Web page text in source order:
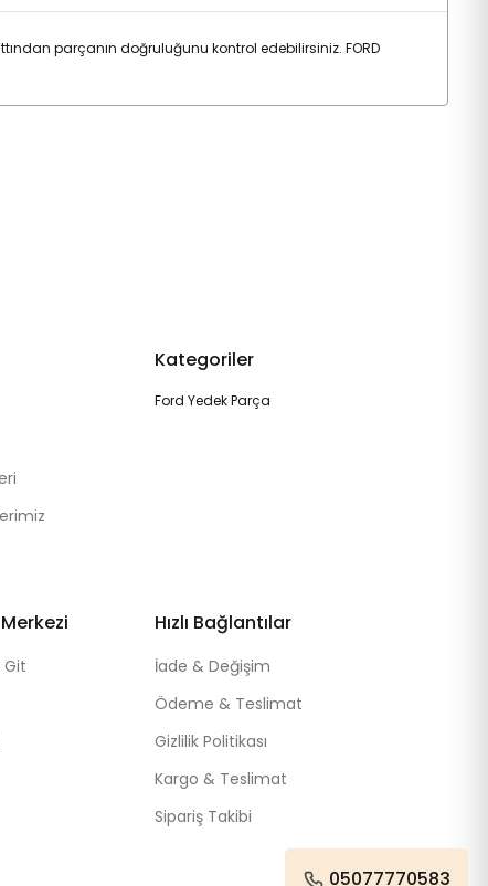
parçanın doğruluğunu kontrol edebilirsiniz. FORD
Kategoriler
Ford Yedek Parça
Git
Hızlı Bağlantılar
İade & Değişim
Ödeme & Teslimat
Gizlilik Politikası
Kargo & Teslimat
Sipariş Takibi
05077770583